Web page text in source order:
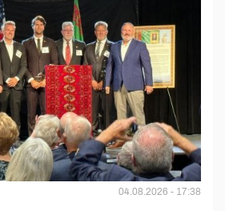
04.08.2026 - 17:38